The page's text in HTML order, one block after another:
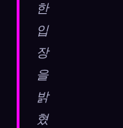
한
입
장
을
밝
혔